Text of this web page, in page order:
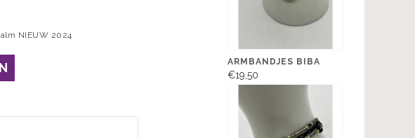
NIEUW 2024
ARMBANDJES BIBA
€19,50